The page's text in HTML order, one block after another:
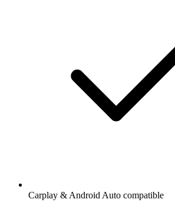
Carplay & Android Auto compatible